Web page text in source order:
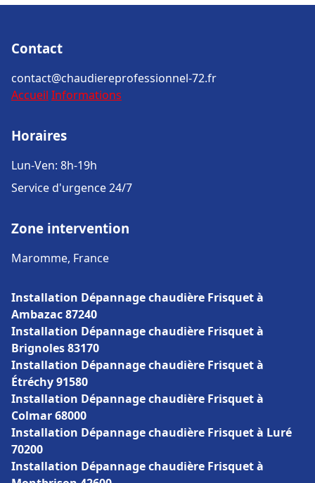
Contact
contact@chaudiereprofessionnel-72.fr
Accueil Informations
Horaires
Lun-Ven: 8h-19h
Service d'urgence 24/7
Zone intervention
Maromme, France
Installation Dépannage chaudière Frisquet à
Ambazac 87240
Installation Dépannage chaudière Frisquet à
Brignoles 83170
Installation Dépannage chaudière Frisquet à
Étréchy 91580
Installation Dépannage chaudière Frisquet à
Colmar 68000
Installation Dépannage chaudière Frisquet à Luré
70200
Installation Dépannage chaudière Frisquet à